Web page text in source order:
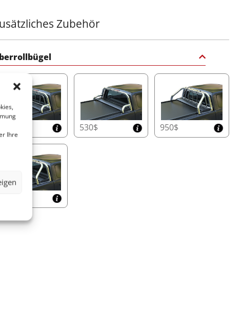
Ihre
Zubehör
530$ 950$